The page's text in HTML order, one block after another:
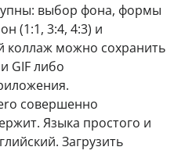
выбор фона, формы
(1:1, 3:4, 4:3) и
коллаж можно сохранить
GIF либо
совершенно
Языка простого и
Загрузить